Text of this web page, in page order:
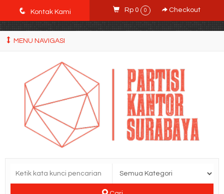
POWgW_CidIRh4HWyBRJVVZyqc0CP9mpkA8eE65rpyX0" />
q Kontak Kami Rp 0 0 Checkout
MENU NAVIGASI